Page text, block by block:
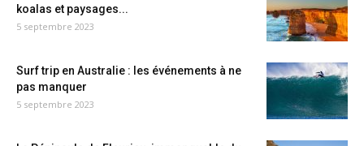
koalas et paysages...
5 septembre 2023
Surf trip en Australie : les événements à ne
pas manquer
5 septembre 2023